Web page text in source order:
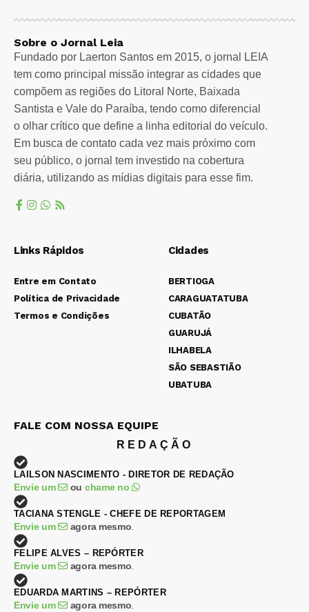
Sobre o Jornal Leia
Fundado por Laerton Santos em 2015, o jornal LEIA
tem como principal missão integrar as cidades que
compõem as regiões do Litoral Norte, Baixada
Santista e Vale do Paraíba, tendo como diferencial
o olhar crítico que define a linha editorial do veículo.
Em busca de contato cada vez mais próximo com
seu público, o jornal tem investido na cobertura
diária, utilizando as mídias digitais para esse fim.
Links Rápidos
Entre em Contato
Política de Privacidade
Termos e Condições
Cidades
BERTIOGA
CARAGUATATUBA
CUBATÃO
GUARUJÁ
ILHABELA
SÃO SEBASTIÃO
UBATUBA
FALE COM NOSSA EQUIPE
REDAÇÃO
LAILSON NASCIMENTO - DIRETOR DE REDAÇÃO
Envie um ou chame no
TACIANA STENGLE - CHEFE DE REPORTAGEM
Envie um agora mesmo.
FELIPE ALVES – REPÓRTER
Envie um agora mesmo.
EDUARDA MARTINS – REPÓRTER
Envie um agora mesmo.